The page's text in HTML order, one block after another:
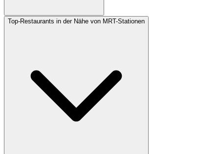
Top-Restaurants in der Nähe von MRT-Stationen